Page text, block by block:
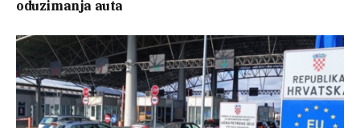
oduzimanja auta